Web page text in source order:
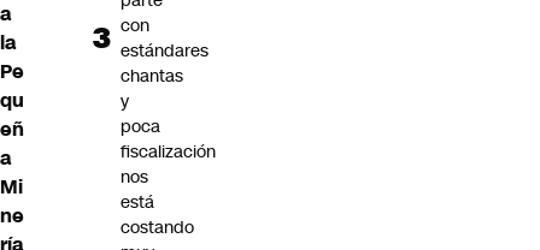
a
la
Pe
qu
eñ
a
Mi
ne
ría
con
estándares
chantas
y
poca
fiscalización
nos
está
costando